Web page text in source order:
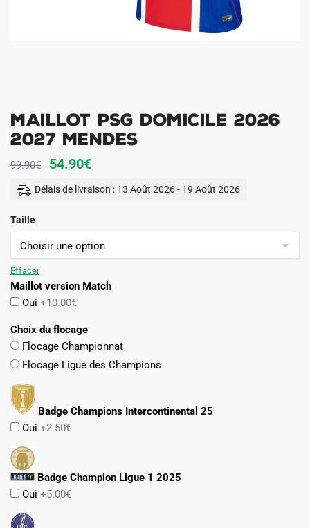
Maillot PSG Domicile 2026
2027 Mendes
99.90€
Le
prix
99.90€.
54.90€Le
prix
54.90€.
Délais de livraison : 13 Août 2026 - 19 Août 2026
Taille
Effacer
Maillot version Match
Oui +10.00€
Choix du flocage
Flocage Championnat
Flocage Ligue des Champions
Badge Champions Intercontinental 25
Oui +2.50€
Badge Champion Ligue 1 2025
Oui +5.00€